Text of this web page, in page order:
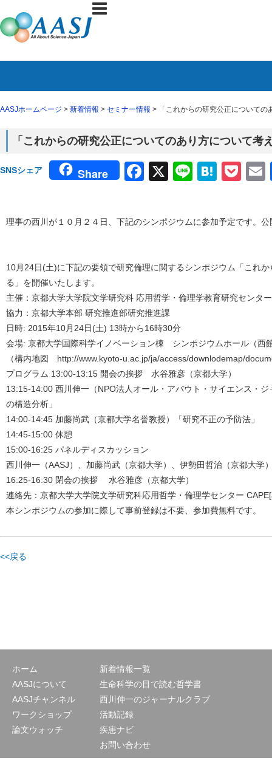
AASJホームページ > 新着情報 > セミナー情報 > 「これからの研究公正についての
「これからの研究公正についてのあり方について考
SNSシェア Share Facebook
X Line
理事の西川が１０月２４日、下記のシンポジウムに参加予定です。
10月24日(土)に下記の要領で研究倫理に関するシンポジウム「これ
る」を開催いたします。
主催：京都大学大学院文学研究科 応用哲学・倫理学教育研究センタ
協力：京都大学本部 研究推進部研究推進課
日時: 2015年10月24日(土) 13時から16時30分
会場: 京都大学国際科学イノベーション棟 シンポジウムホール（西
（構内地図 http://www.kyoto-u.ac.jp/ja/access/downlodemap/
プログラム 13:00-13:15 開会の挨拶 水谷雅彦（京都大学）
13:15-14:00 西川伸一（NPO法人オール・アバウト・サイエンス・
の構造分析」
14:00-14:45 加藤尚武（京都大学名誉教授）「研究不正の予防法」
14:45-15:00 休憩
15:00-16:25 パネルディスカッション
西川伸一（AASJ）、加藤尚武（京都大学）、伊勢田哲治（京都大学
16:25-16:30 閉会の挨拶 水谷雅彦（京都大学）
連絡先：京都大学大学院文学研究科応用哲学・倫理学センター
本シンポジウムの参加に際して事前登録は不要、参加費無料です。
<<戻る
ホーム
AASJについて
AASJチャンネル
ワークショップ
論文ウォッチ
新着情報一覧
生命科学の目で読む哲学書
西川伸一のジャーナルクラブ
活動記録
疾患ナビ
お問い合わせ